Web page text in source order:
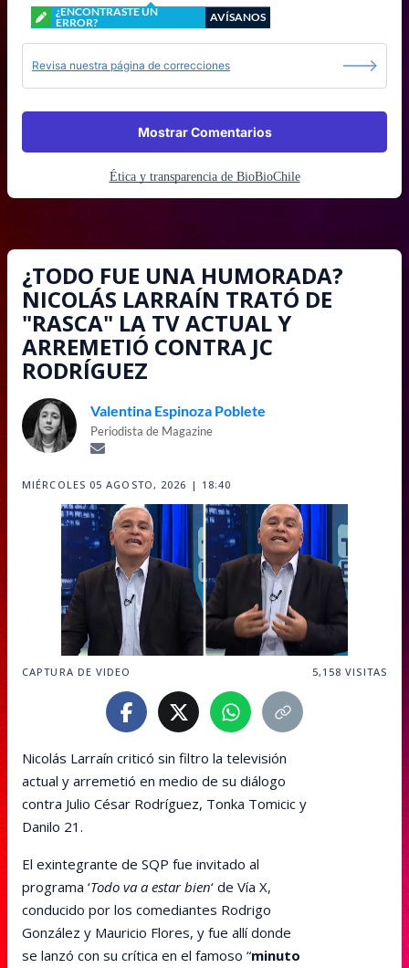
¿ENCONTRASTE UN
ERROR?
AVÍSANOS
Revisa nuestra página de correcciones
Mostrar Comentarios
Ética y transparencia de BioBioChile
¿TODO FUE UNA HUMORADA?
NICOLÁS LARRAÍN TRATÓ DE
"RASCA" LA TV ACTUAL Y
ARREMETIÓ CONTRA JC
RODRÍGUEZ
Valentina Espinoza Poblete
Periodista de Magazine
MIÉRCOLES 05 AGOSTO, 2026 | 18:40
CAPTURA DE VIDEO 5,158 VISITAS
Nicolás Larraín criticó sin filtro la televisión
actual y arremetió en medio de su diálogo
contra Julio César Rodríguez, Tonka Tomicic y
Danilo 21.
El exintegrante de SQP fue invitado al
programa ‘Todo va a estar bien‘ de Vía X,
conducido por los comediantes Rodrigo
González y Mauricio Flores, y fue allí donde
se lanzó con su crítica en el famoso “minuto